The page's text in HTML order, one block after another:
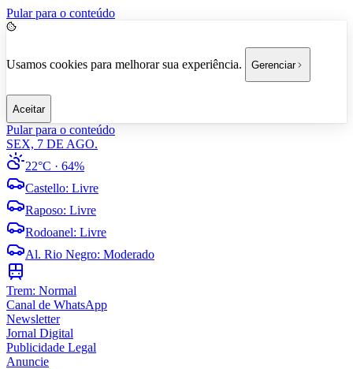
Pular para o conteúdo
Usamos cookies para melhorar sua experiência. Gerenciar
Aceitar
Pular para o conteúdo
SEX, 7 DE AGO.
22°C · 64%
Castello: Livre
Raposo: Livre
Rodoanel: Livre
Al. Rio Negro: Moderado
Trem: Normal
Canal de WhatsApp
Newsletter
Jornal Digital
Publicidade Legal
Anuncie